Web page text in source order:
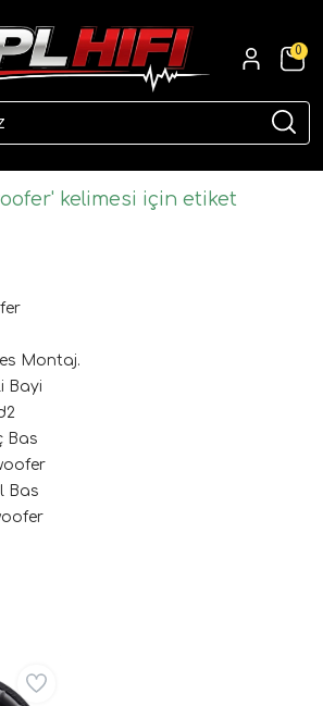
0
kelimesi için etiket
Montaj.
Bayi
Bas
Bas